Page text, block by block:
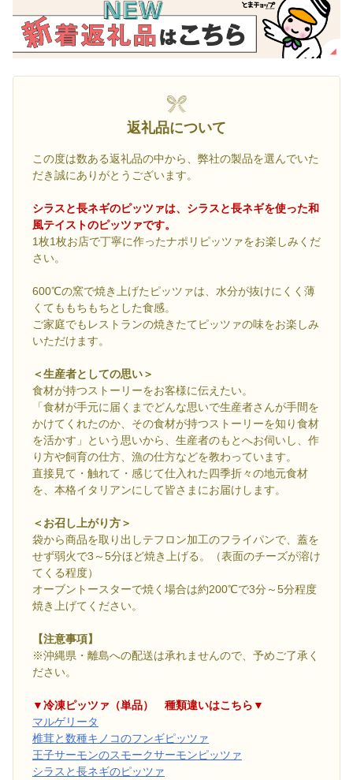
返礼品について
この度は数ある返礼品の中から、弊社の製品を選んでいた
だき誠にありがとうございます。
シラスと長ネギのピッツァは、シラスと長ネギを使った和
風テイストのピッツァです。
1枚1枚お店で丁寧に作ったナポリピッツァをお楽しみくだ
さい。
600℃の窯で焼き上げたピッツァは、水分が抜けにくく薄
くてももちもちとした食感。
ご家庭でもレストランの焼きたてピッツァの味をお楽しみ
いただけます。
＜生産者としての思い＞
食材が持つストーリーをお客様に伝えたい。
「食材が手元に届くまでどんな思いで生産者さんが手間を
かけてくれたのか、その食材が持つストーリーを知り食材
を活かす」という思いから、生産者のもとへお伺いし、作
り方や飼育の仕方、漁の仕方などを教わっています。
直接見て・触れて・感じて仕入れた四季折々の地元食材
を、本格イタリアンにして皆さまにお届けします。
＜お召し上がり方＞
袋から商品を取り出しテフロン加工のフライパンで、蓋を
せず弱火で3～5分ほど焼き上げる。（表面のチーズが溶け
てくる程度）
オーブントースターで焼く場合は約200℃で3分～5分程度
焼き上げてください。
【注意事項】
※沖縄県・離島への配送は承れませんので、予めご了承く
ださい。
▼冷凍ピッツァ（単品） 種類違いはこちら▼
マルゲリータ
椎茸と数種キノコのフンギピッツァ
王子サーモンのスモークサーモンピッツァ
シラスと長ネギのピッツァ